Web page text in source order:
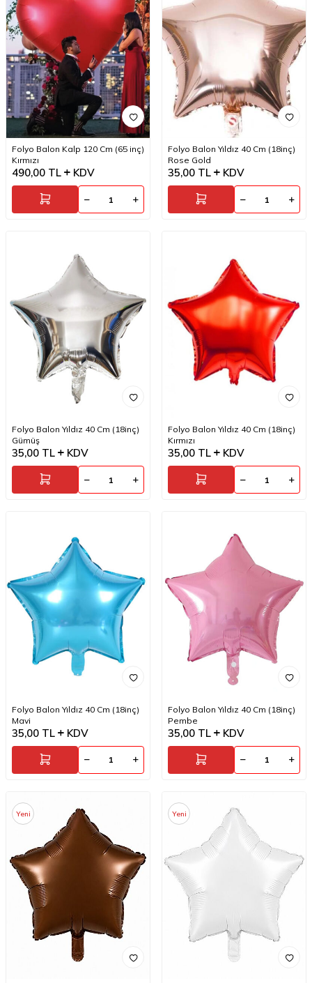
Folyo Balon Kalp 120 Cm (65 inç)
Kırmızı
490,00 TL KDV
Folyo Balon Yıldız 40 Cm (18inç)
Rose Gold
35,00 TL KDV
Folyo Balon Yıldız 40 Cm (18inç)
Gümüş
35,00 TL KDV
Folyo Balon Yıldız 40 Cm (18inç)
Kırmızı
35,00 TL KDV
Folyo Balon Yıldız 40 Cm (18inç)
Mavi
35,00 TL KDV
Folyo Balon Yıldız 40 Cm (18inç)
Pembe
35,00 TL KDV
Yeni Yeni